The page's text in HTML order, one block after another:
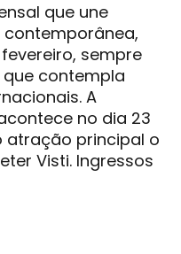
que une
sempre
contempla
A
no dia 23
atração principal o
Visti. Ingressos